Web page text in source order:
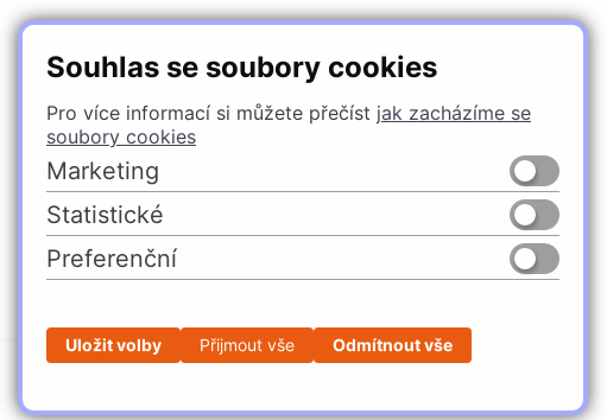
Souhlas se soubory cookies
Pro více informací si můžete přečíst jak zacházíme se
soubory cookies
Marketing
Statistické
Preferenční
Uložit volby Přijmout vše Odmítnout vše
SLEDUJTE NÁS
Česko Slovensko